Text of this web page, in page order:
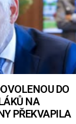
DO
NA
PŘEKVAPILA